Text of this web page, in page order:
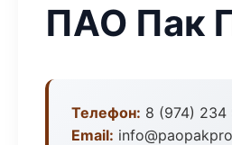
ПАО Пак
Телефон: 8 (974) 234
Email: